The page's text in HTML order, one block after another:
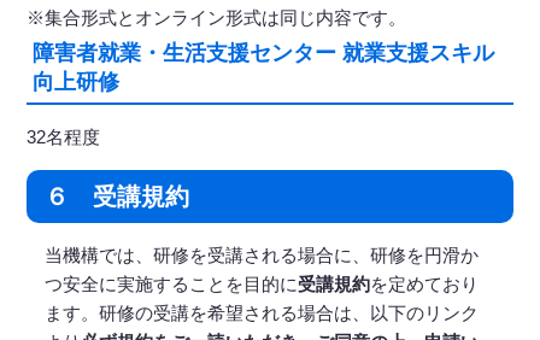
※集合形式とオンライン形式は同じ内容です。
障害者就業・生活支援センター 就業支援スキル
向上研修
32名程度
６ 受講規約
当機構では、研修を受講される場合に、研修を円滑か
つ安全に実施することを目的に受講規約を定めており
ます。研修の受講を希望される場合は、以下のリンク